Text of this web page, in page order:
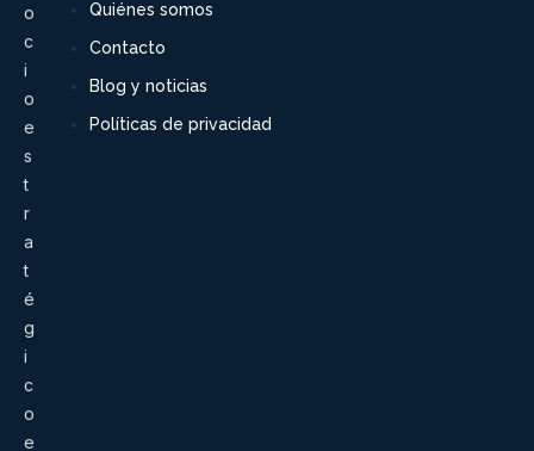
o
c
i
o
e
s
t
r
a
t
é
g
i
c
o
e
Quiénes somos
Contacto
Blog y noticias
Políticas de privacidad